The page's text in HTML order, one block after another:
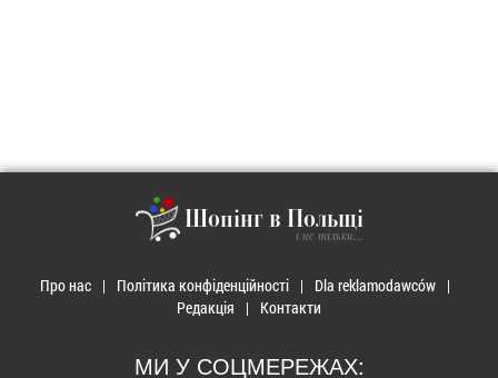
Шопінг в Польщі
і не тільки...
Про нас Політика конфіденційності
Dla reklamodawców
Редакція
Контакти
МИ У СОЦМЕРЕЖАХ: